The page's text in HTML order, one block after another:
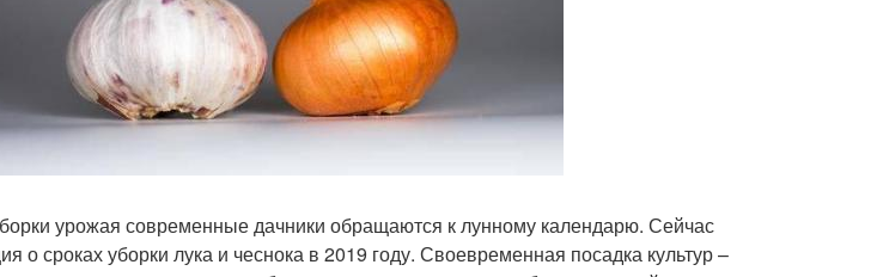
урожая современные дачники обращаются к лунному календарю. Сейчас
о сроках уборки лука и чеснока в 2019 году. Своевременная посадка культур –